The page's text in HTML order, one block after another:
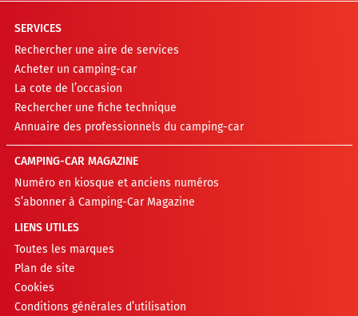
SERVICES
Rechercher une aire de services
Acheter un camping-car
La cote de l’occasion
Rechercher une fiche technique
Annuaire des professionnels du camping-car
CAMPING-CAR MAGAZINE
Numéro en kiosque et anciens numéros
S’abonner à Camping-Car Magazine
LIENS UTILES
Toutes les marques
Plan de site
Cookies
Conditions générales d’utilisation